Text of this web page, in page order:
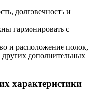
долговечность и
гармонировать с
и расположение полок,
дополнительных
характеристики